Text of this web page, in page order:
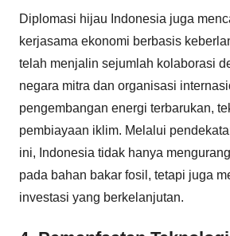
Diplomasi hijau Indonesia juga
kerjasama ekonomi berbasis
telah menjalin sejumlah kolaborasi
negara mitra dan organisasi
pengembangan energi terbarukan,
pembiayaan iklim. Melalui
ini, Indonesia tidak hanya
pada bahan bakar fosil, tetapi juga
investasi yang berkelanjutan.